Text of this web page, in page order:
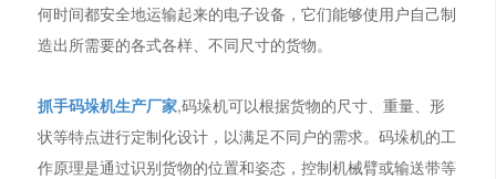
何时间都安全地运输起来的电子设备，它们能够使用户自己制
造出所需要的各式各样、不同尺寸的货物。
抓手码垛机生产厂家,码垛机可以根据货物的尺寸、重量、形
状等特点进行定制化设计，以满足不同户的需求。码垛机的工
作原理是通过识别货物的位置和姿态，控制机械臂或输送带等